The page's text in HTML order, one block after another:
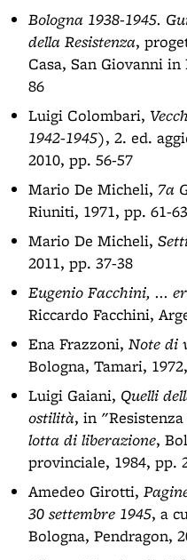
Bologna 1938-1945.
della Resistenza,
Casa, San Giovanni
86
Luigi Colombari,
1942-1945), 2. ed.
2010, pp. 56-57
Mario De Micheli, 7a
Riuniti, 1971, pp. 61-63
Mario De Micheli,
2011, pp. 37-38
Eugenio Facchini, ...
Riccardo Facchini,
Ena Frazzoni, Note di
Bologna, Tamari,
Luigi Gaiani, Quelli
ostilità, in
lotta di liberazione,
provinciale, 1984, pp.
Amedeo Girotti,
30 settembre 1945, a
Bologna, Pendragon,